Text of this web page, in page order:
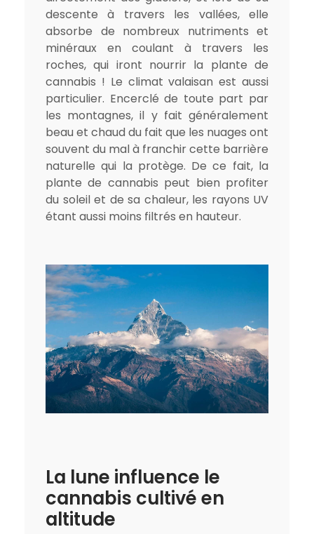
descente à travers les vallées, elle
absorbe de nombreux nutriments et
minéraux en coulant à travers les
roches, qui iront nourrir la plante de
cannabis ! Le climat valaisan est aussi
particulier. Encerclé de toute part par
les montagnes, il y fait généralement
beau et chaud du fait que les nuages ont
souvent du mal à franchir cette barrière
naturelle qui la protège. De ce fait, la
plante de cannabis peut bien profiter
du soleil et de sa chaleur, les rayons UV
étant aussi moins filtrés en hauteur.
La lune influence le
cannabis cultivé en
altitude